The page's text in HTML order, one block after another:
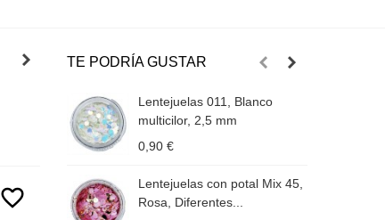
favorite_border
TE PODRÍA GUSTAR
Lentejuelas 011, Blanco
multicilor, 2,5 mm
0,90 €
Lentejuelas con potal Mix 45,
Rosa, Diferentes...